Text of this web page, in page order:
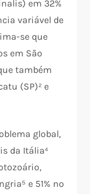
em 32%
variável de
se que
em São
também
(SP)² e
global,
da Itália⁴
e 51% no